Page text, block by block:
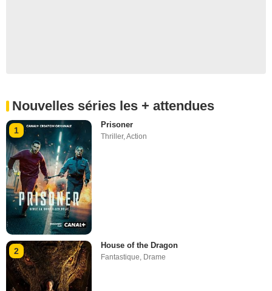
Nouvelles séries les + attendues
1
Prisoner
Thriller,Action
2
House of the Dragon
Fantastique Drame